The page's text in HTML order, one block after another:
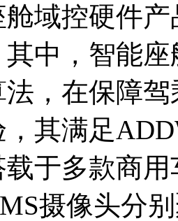
域控硬件
中，智能
，在保障
其满足
于多款商
摄像头分